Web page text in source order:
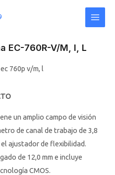
Main
EC-760R-V/M, I, L
un amplio campo de visión
de canal de trabajo de 3,8
el ajustador de flexibilidad.
de 12,0 mm e incluye
CMOS.